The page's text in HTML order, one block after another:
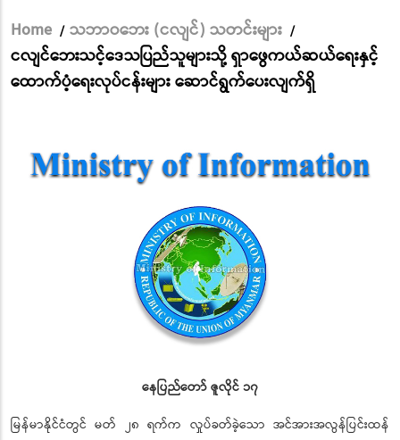
Breadcrumb
Home / သဘာဝဘေး (ငလျင်) သတင်းများ /
ငလျင်ဘေးသင့်ဒေသပြည်သူများသို့ ရှာဖွေကယ်ဆယ်ရေးနှင့်
ထောက်ပံ့ရေးလုပ်ငန်းများ ဆောင်ရွက်ပေးလျက်ရှိ
နေပြည်တော် ဇူလိုင် ၁၇
မြန်မာနိုင်ငံတွင် မတ် ၂၈ ရက်က လှုပ်ခတ်ခဲ့သော အင်အားအလွန်ပြင်းထန်